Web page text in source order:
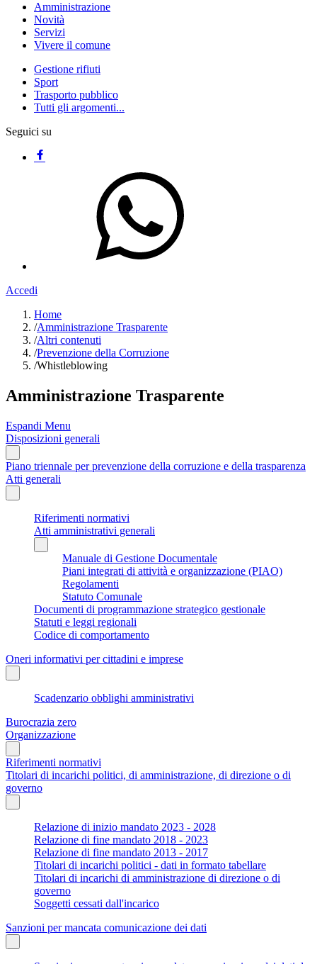
Amministrazione
Novità
Servizi
Vivere il comune
Gestione rifiuti
Sport
Trasporto pubblico
Tutti gli argomenti...
Seguici su
Accedi
Home
/Amministrazione Trasparente
/Altri contenuti
/Prevenzione della Corruzione
/Whistleblowing
Amministrazione Trasparente
Espandi Menu
Disposizioni generali
Piano triennale per prevenzione della corruzione e della trasparenza
Atti generali
Riferimenti normativi
Atti amministrativi generali
Manuale di Gestione Documentale
Piani integrati di attività e organizzazione (PIAO)
Regolamenti
Statuto Comunale
Documenti di programmazione strategico gestionale
Statuti e leggi regionali
Codice di comportamento
Oneri informativi per cittadini e imprese
Scadenzario obblighi amministrativi
Burocrazia zero
Organizzazione
Riferimenti normativi
Titolari di incarichi politici, di amministrazione, di direzione o di
governo
Relazione di inizio mandato 2023 - 2028
Relazione di fine mandato 2018 - 2023
Relazione di fine mandato 2013 - 2017
Titolari di incarichi politici - dati in formato tabellare
Titolari di incarichi di amministrazione di direzione o di
governo
Soggetti cessati dall'incarico
Sanzioni per mancata comunicazione dei dati